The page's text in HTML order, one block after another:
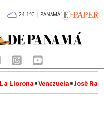
24.1°C | PANAMÁ
La Llorona Venezuela José